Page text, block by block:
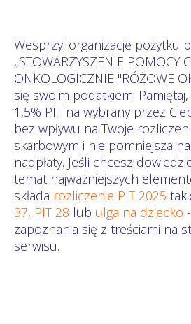
Wesprzyj organizację pożytku
„STOWARZYSZENIE POMOCY
ONKOLOGICZNIE "RÓŻOWE
się swoim podatkiem.
1,5% PIT na wybrany przez
bez wpływu na Twoje
skarbowym i nie pomniejsza
nadpłaty. Jeśli chcesz
temat najważniejszych
składa rozliczenie PIT 2025
37, PIT 28 lub ulga na dziecko
zapoznania się z treściami na
serwisu.